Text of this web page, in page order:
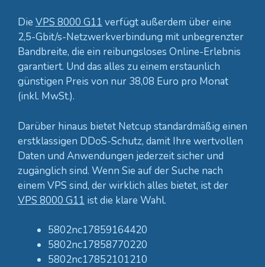
Die VPS 8000 G11 verfügt außerdem über eine
2,5-Gbit/s-Netzwerkverbindung mit unbegrenzter
Bandbreite, die ein reibungsloses Online-Erlebnis
garantiert. Und das alles zu einem erstaunlich
günstigen Preis von nur 38,08 Euro pro Monat
(inkl. MwSt.).
Darüber hinaus bietet Netcup standardmäßig einen
erstklassigen DDoS-Schutz, damit Ihre wertvollen
Daten und Anwendungen jederzeit sicher und
zugänglich sind. Wenn Sie auf der Suche nach
einem VPS sind, der wirklich alles bietet, ist der
VPS 8000 G11 ist die klare Wahl.
5802nc17859164420
5802nc17858770220
5802nc17852101210